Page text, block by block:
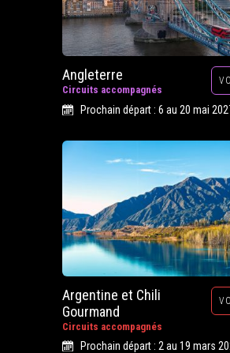
Angleterre
Circuits accompagnés
Prochain départ : 6 au 20 mai
Argentine et Chili
Gourmand
Circuits accompagnés
Prochain départ : 2 au 19 mars